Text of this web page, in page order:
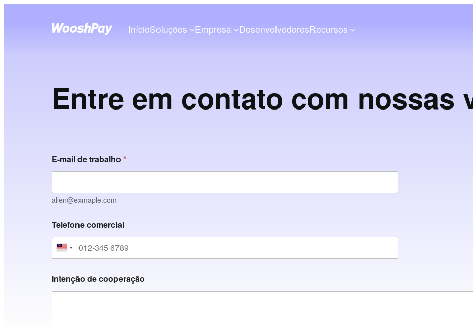
InícioSoluções Empresa DesenvolvedoresRecursos
Entre em contato com nossas
E-mail de trabalho*
allen@exmaple.com
Telefone comercial
Intenção de cooperação